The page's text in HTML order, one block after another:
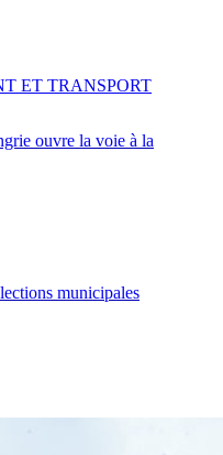
ouvre la voie à la
ET TRANSPORT
municipales